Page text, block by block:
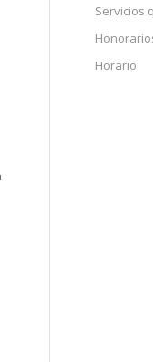
Servicios
Horario